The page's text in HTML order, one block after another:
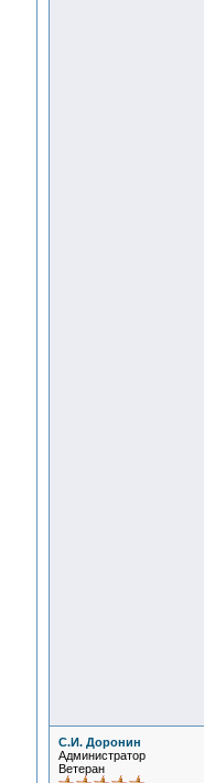
С.И. Доронин
Администратор
Ветеран